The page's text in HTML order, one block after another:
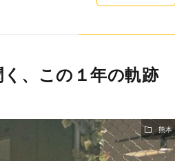
、この１年の軌跡
熊本